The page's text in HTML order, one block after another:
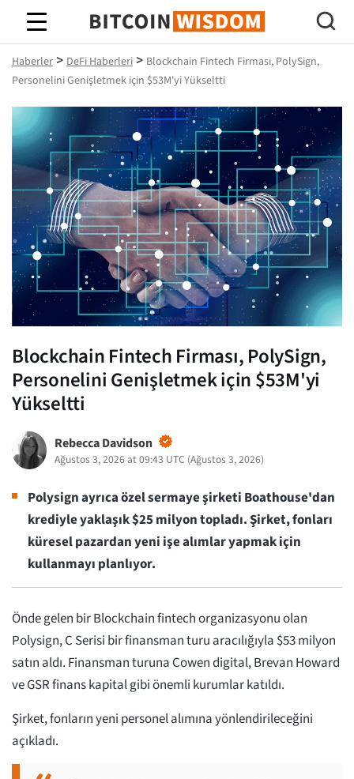
Bitcoin Bilgeliği
Haberler > DeFi Haberleri > Blockchain Fintech Firması, PolySign,
Personelini Genişletmek için $53M'yi Yükseltti
Blockchain Fintech Firması, PolySign,
Personelini Genişletmek için $53M'yi
Yükseltti
Rebecca Davidson
Ağustos 3, 2026 at 09:43 UTC (Ağustos 3, 2026)
Polysign ayrıca özel sermaye şirketi Boathouse'dan
krediyle yaklaşık $25 milyon topladı. Şirket, fonları
küresel pazardan yeni işe alımlar yapmak için
kullanmayı planlıyor.
Önde gelen bir Blockchain fintech organizasyonu olan
Polysign, C Serisi bir finansman turu aracılığıyla $53 milyon
satın aldı. Finansman turuna Cowen digital, Brevan Howard
ve GSR finans kapital gibi önemli kurumlar katıldı.
Şirket, fonların yeni personel alımına yönlendirileceğini
açıkladı.